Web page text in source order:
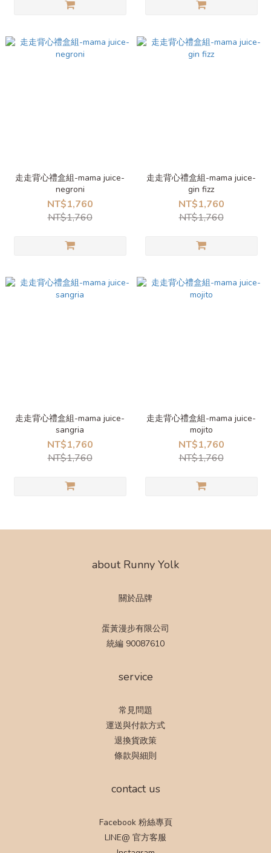
走走背心禮盒組-mama juice-
negroni
NT$1,760
NT$1,760
走走背心禮盒組-mama juice-
gin fizz
NT$1,760
NT$1,760
走走背心禮盒組-mama juice-
sangria
NT$1,760
NT$1,760
走走背心禮盒組-mama juice-
mojito
NT$1,760
NT$1,760
about Runny Yolk
關於品牌
蛋黃漫步有限公司
統編 90087610
service
常見問題
運送與付款方式
退換貨政策
條款與細則
contact us
Facebook 粉絲專頁
LINE@ 官方客服